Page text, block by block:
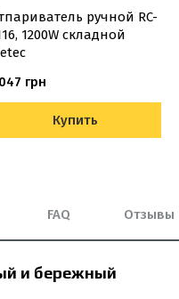
ручной RC-
1200W складной
грн
Купить
FAQ Отзывы
и бережный